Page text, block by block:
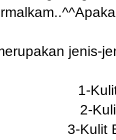
jenis-
1-
2-
3-Kulit